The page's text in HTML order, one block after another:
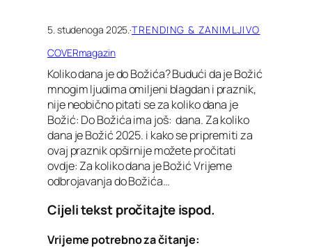
5. studenoga 2025. ·TRENDING & ZANIMLJIVO
COVERmagazin
Koliko dana je do Božića? Budući da je Božić
mnogim ljudima omiljeni blagdan i praznik,
nije neobično pitati se za koliko dana je
Božić: Do Božića ima još: dana. Za koliko
dana je Božić 2025. i kako se pripremiti za
ovaj praznik opširnije možete pročitati
ovdje: Za koliko dana je Božić Vrijeme
odbrojavanja do Božića…
Cijeli tekst pročitajte ispod.
Vrijeme potrebno za čitanje: